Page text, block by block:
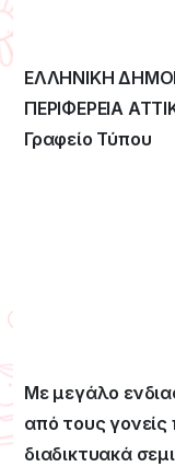
ΕΛΛΗΝΙΚΗ
ΠΕΡΙΦΕΡΕΙΑ
Γραφείο Τύπου
Με μεγάλο
από τους
διαδικτυακά